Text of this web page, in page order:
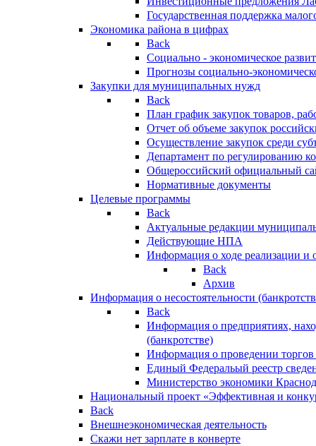
Государственная поддержка
Экономика района в цифрах
Back
Социально - экономическое
Прогнозы социально-
Закупки для муниципальных нужд
Back
План график закупок товаров,
Отчет об объеме закупок
Осуществление закупок среди
Департамент по регулированию
Общероссийский официальный
Нормативные документы
Целевые программы
Back
Актуальные редакции
Действующие НПА
Информация о ходе реализации
Back
Архив
Информация о несостоятельности
Back
Информация о предприятиях,
(банкротстве)
Информация о проведении
Единый Федеральый реестр
Министерство экономики
Национальный проект «Эффективная и
Back
Внешнеэкономическая деятельность
Скажи нет зарплате в конверте